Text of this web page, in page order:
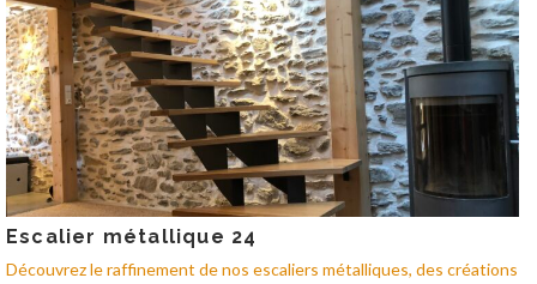
Escalier métallique 24
Découvrez le raffinement de nos escaliers métalliques, des créations